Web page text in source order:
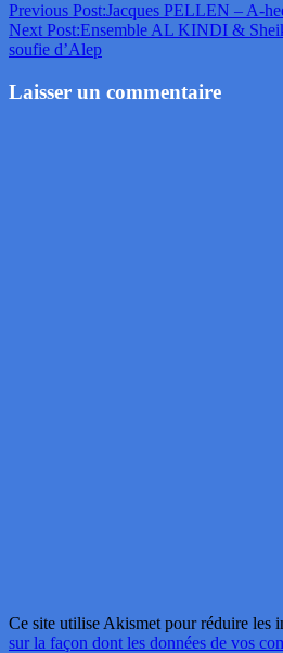
Previous Post:Jacques PELLEN – A-
Next Post:Ensemble AL KINDI &
soufie d’Alep
Laisser un commentaire
Ce site utilise Akismet pour réduire les
sur la façon dont les données de vos